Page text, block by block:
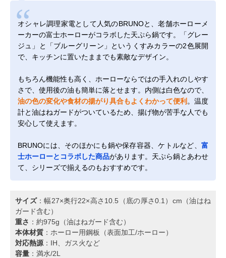
オシャレ調理家電として人気のBRUNOと、老舗ホーローメ
ーカーの富士ホーローがコラボした天ぷら鍋です。「グレー
ジュ」と「ブルーグリーン」というくすみカラーの2色展開
で、キッチンに置いたままでも素敵なデザイン。
もちろん機能性も高く、ホーローならではの手入れのしやす
さで、使用後の油も簡単に落とせます。内側は白色なので、
油の色の変化や食材の揚がり具合もよくわかって便利 。温度
計と油はねガードがついているため、揚げ物が苦手な人でも
安心して使えます。
BRUNOには、そのほかにも鍋や保存容器、ケトルなど、 富
士ホーローとコラボした商品があります。天ぷら鍋とあわせ
て、シリーズで揃えるのもおすすめです。
サイズ：幅27×奥行22×高さ10.5（底の厚さ0.1）cm（油はね
ガード含む）
重さ ：約975g（油はねガード含む）
本体材質 ：ホーロー用鋼板（表面加工/ホーロー）
対応熱源 ：IH、ガス火など
容量 ：満水/2L